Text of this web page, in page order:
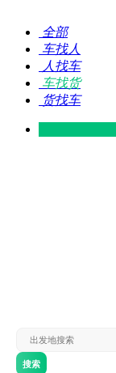
全部
车找人
人找车
车找货
货找车
搜索